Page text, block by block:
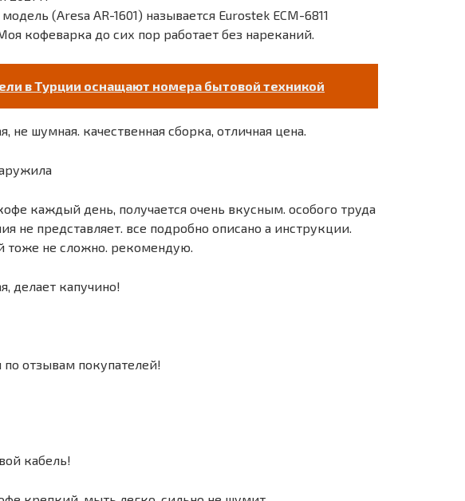
(Aresa AR-1601) называется Eurostek ECM-6811
кофеварка до сих пор работает без нареканий.
в Турции оснащают номера бытовой техникой
не шумная. качественная сборка, отличная цена.
каждый день, получается очень вкусным. особого труда
не представляет. все подробно описано а инструкции.
тоже не сложно. рекомендую.
делает капучино!
отзывам покупателей!
кабель!